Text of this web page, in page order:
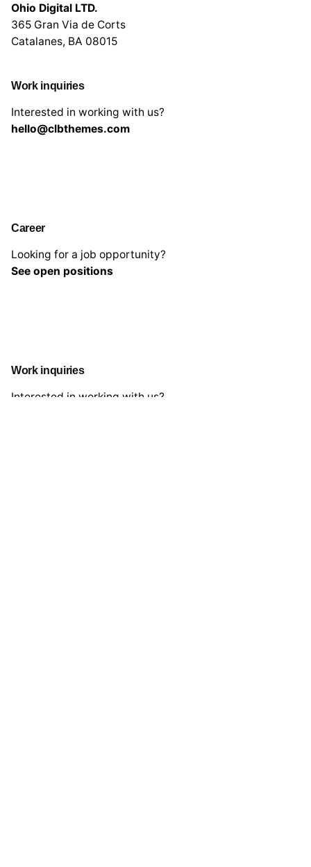
Ohio Digital LTD.
365 Gran Via de Corts
Catalanes, BA 08015
Work inquiries
Interested in working with us?
hello@clbthemes.com
Career
Looking for a job opportunity?
See open positions
Work inquiries
Interested in working with us?